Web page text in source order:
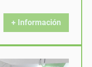
+ Información